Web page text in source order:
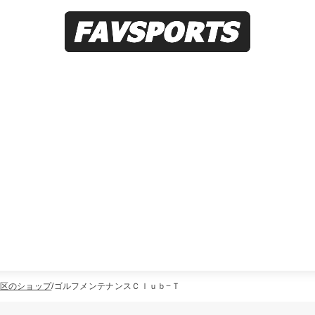
のショップ ゴルフメンテナンスＣｌｕｂ−Ｔ